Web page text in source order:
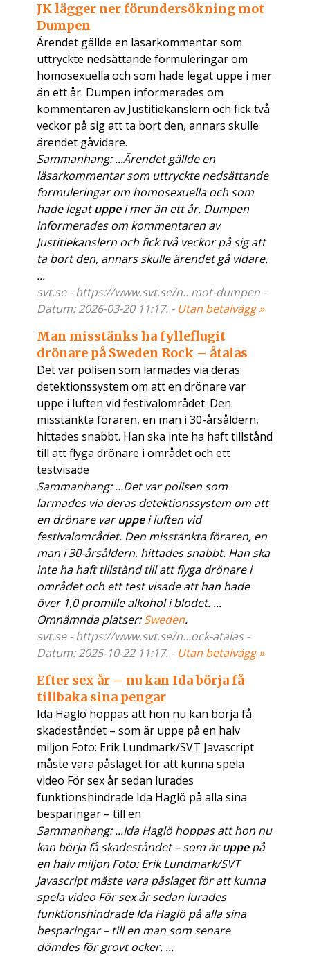
JK lägger ner förundersökning mot
Dumpen
Ärendet gällde en läsarkommentar som
uttryckte nedsättande formuleringar om
homosexuella och som hade legat uppe i mer
än ett år. Dumpen informerades om
kommentaren av Justitiekanslern och fick två
veckor på sig att ta bort den, annars skulle
ärendet gåvidare.
Sammanhang: ...Ärendet gällde en
läsarkommentar som uttryckte nedsättande
formuleringar om homosexuella och som
hade legatuppei mer än ett år. Dumpen
informerades om kommentaren av
Justitiekanslern och fick två veckor på sig att
ta bort den, annars skulle ärendet gå vidare.
...
svt.se - https://www.svt.se/n...mot-dumpen -
Datum: 2026-03-20 11:17. - Utan betalvägg »
Man misstänks ha fylleflugit
drönare på Sweden Rock – åtalas
Det var polisen som larmades via deras
detektionssystem om att en drönare var
uppe i luften vid festivalområdet. Den
misstänkta föraren, en man i 30-årsåldern,
hittades snabbt. Han ska inte ha haft tillstånd
till att flyga drönare i området och ett
testvisade
Sammanhang: ...Det var polisen som
larmades via deras detektionssystem om att
en drönare varuppei luften vid
festivalområdet. Den misstänkta föraren, en
man i 30-årsåldern, hittades snabbt. Han ska
inte ha haft tillstånd till att flyga drönare i
området och ett test visade att han hade
över 1,0 promille alkohol i blodet. ...
Omnämnda platser:Sweden.
svt.se - https://www.svt.se/n...ock-atalas -
Datum: 2025-10-22 11:17. - Utan betalvägg »
Efter sex år – nu kan Ida börja få
tillbaka sina pengar
Ida Haglö hoppas att hon nu kan börja få
skadeståndet – som är uppe på en halv
miljon Foto: Erik Lundmark/SVT Javascript
måste vara påslaget för att kunna spela
video För sex år sedan lurades
funktionshindrade Ida Haglö på alla sina
besparingar – till en
Sammanhang: ...Ida Haglö hoppas att hon nu
kan börja få skadeståndet – som äruppepå
en halv miljon Foto: Erik Lundmark/SVT
Javascript måste vara påslaget för att kunna
spela video För sex år sedan lurades
funktionshindrade Ida Haglö på alla sina
besparingar – till en man som senare
dömdes för grovt ocker. ...